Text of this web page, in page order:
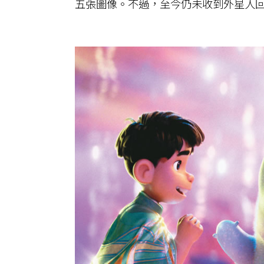
五張圖像。不過，至今仍未收到外星人